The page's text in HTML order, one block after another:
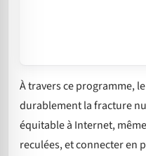
À travers ce programme,
durablement la fracture
équitable à Internet,
reculées, et connecter en